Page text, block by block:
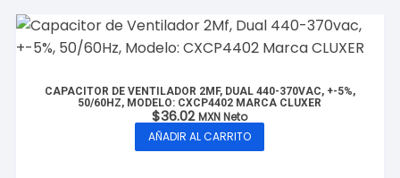
CAPACITOR DE VENTILADOR 2MF, DUAL 440-370VAC, +-5%,
50/60HZ, MODELO: CXCP4402 MARCA CLUXER
$36.02 MXN Neto
AÑADIR AL CARRITO